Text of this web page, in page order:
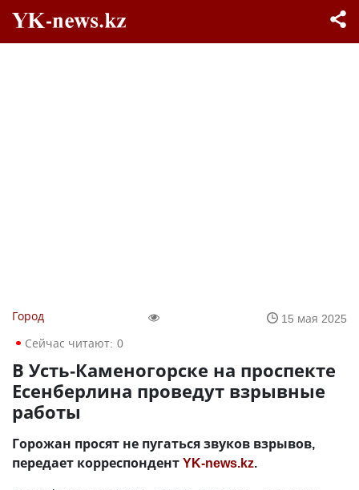
Город
15 мая 2025
Сейчас читают: 0
В Усть-Каменогорске на проспекте
Есенберлина проведут взрывные
работы
Горожан просят не пугаться звуков взрывов,
передает корреспондентYK-news.kz.